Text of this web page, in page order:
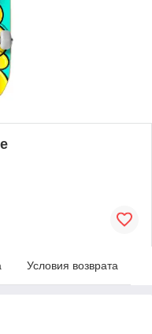
Условия возврата